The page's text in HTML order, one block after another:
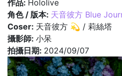
作品: Hololive
角色 / 版本: 天音彼方 Blue
Coser: 天音彼方 💫 / 莉絲塔
攝影師: 小呆
拍攝日期: 2024/09/07